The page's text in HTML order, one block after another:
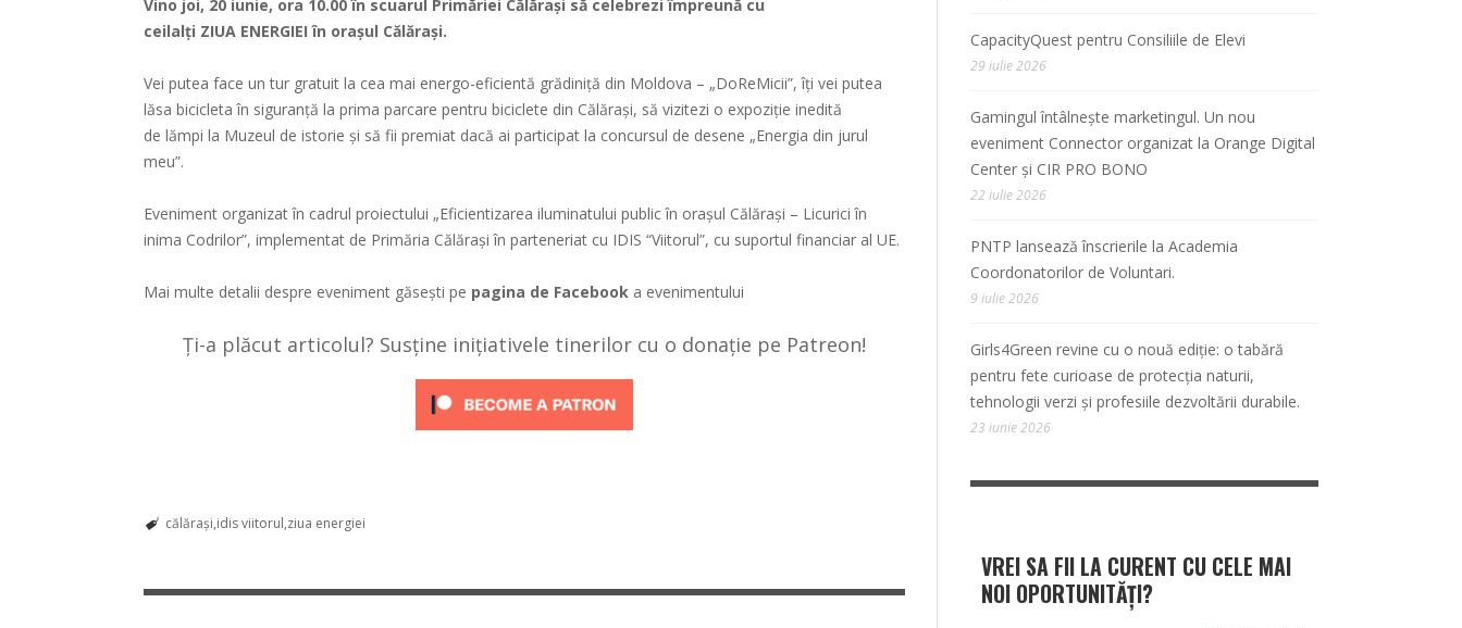
Vino joi, 20 iunie, ora 10.00 în scuarul Primăriei Călărași să celebrezi împreună cu
ceilalți ZIUA ENERGIEI în orașul Călărași.
Vei putea face untur gratuit la cea mai energo-eficientă grădiniță din Moldova – „DoReMicii”, îți vei putea
lăsa bicicleta în siguranță la prima parcare pentru biciclete din Călărași, să vizitezi o expoziție inedită
de lămpi la Muzeul de istorie și să fii premiat dacă ai participat la concursul de desene „Energia din jurul
meu”.
Eveniment organizat în cadrul proiectului „Eficientizarea iluminatului public în orașul Călărași – Licurici în
inima Codrilor”, implementat de Primăria Călărași în parteneriat cu IDIS “Viitorul”, cu suportul financiar al UE.
Mai multe detalii despre eveniment găsești pe pagina de Facebook a evenimentului
Ți-a plăcut articolul? Susține inițiativele tinerilor cu o donație pe Patreon!
călărași idis viitorul ziua energiei
CapacityQuest pentru Consiliile de Elevi
29 iulie 2026
Gamingul întâlnește marketingul. Un nou
eveniment Connector organizat la Orange Digital
Center și CIR PRO BONO
22 iulie 2026
PNTP lansează înscrierile la Academia
Coordonatorilor de Voluntari.
9 iulie 2026
Girls4Green revine cu o nouă ediție: o tabără
pentru fete curioase de protecția naturii,
tehnologii verzi și profesiile dezvoltării durabile.
23 iunie 2026
VREI SA FII LA CURENT CU CELE MAI
NOI OPORTUNITĂȚI?